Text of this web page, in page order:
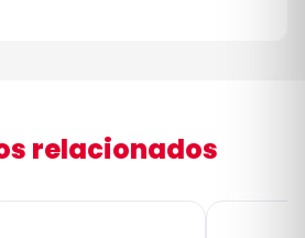
relacionados